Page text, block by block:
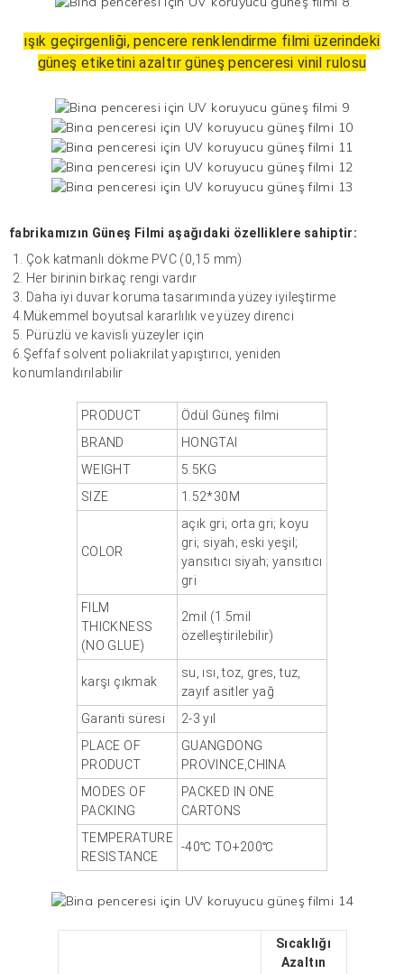
ışık geçirgenliği, pencere renklendirme filmi üzerindeki
güneş etiketini azaltır güneş penceresi vinil rulosu
fabrikamızın Güneş Filmi aşağıdaki özelliklere sahiptir:
1. Çok katmanlı dökme PVC (0,15 mm)
2. Her birinin birkaç rengi vardır
3. Daha iyi duvar koruma tasarımında yüzey iyileştirme
4.Mükemmel boyutsal kararlılık ve yüzey direnci
5. Pürüzlü ve kavisli yüzeyler için
6.Şeffaf solvent poliakrilat yapıştırıcı, yeniden
konumlandırılabilir
PRODUCT Ödül Güneş filmi
BRAND
HONGTAI
WEIGHT
5.5KG
SIZE
1.52*30M
COLOR
açık gri; orta gri; koyu
gri; siyah; eski yeşil;
yansıtıcı siyah; yansıtıcı
gri
FILM
THICKNESS
(NO GLUE)
2mil (1.5mil
özelleştirilebilir)
karşı çıkmak
su, ısı, toz, gres, tuz,
zayıf asitler yağ
Garanti süresi
2-3 yıl
PLACE OF
PRODUCT
GUANGDONG
PROVINCE,CHINA
MODES OF
PACKING
PACKED IN ONE
CARTONS
TEMPERATURE
RESISTANCE
-40℃ TO+200℃
Sıcaklığı
Azaltın